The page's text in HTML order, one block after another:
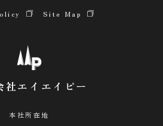
社エイエイピー
本社所在地
Site Map